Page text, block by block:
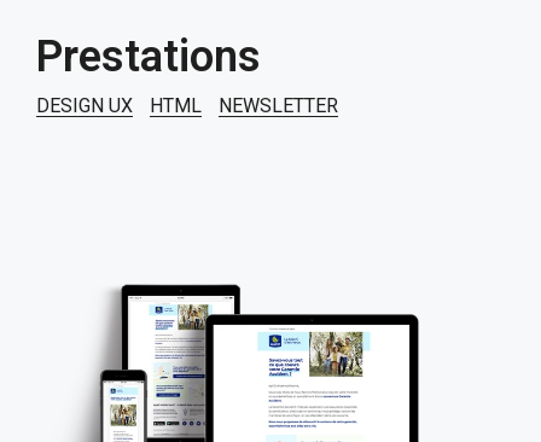
Prestations
DESIGN UX HTML NEWSLETTER